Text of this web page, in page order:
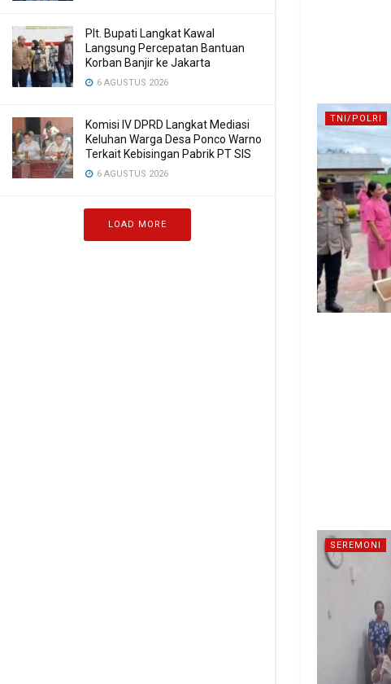
Plt. Bupati Langkat Kawal
Langsung Percepatan Bantuan
Korban Banjir ke Jakarta
6 AGUSTUS 2026
Komisi IV DPRD Langkat Mediasi
Keluhan Warga Desa Ponco Warno
Terkait Kebisingan Pabrik PT SIS
6 AGUSTUS 2026
LOAD MORE
TNI/POLRI
SEREMONI